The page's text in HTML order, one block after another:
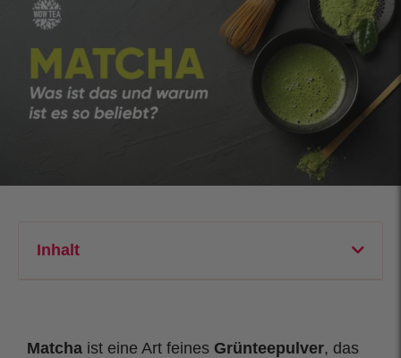
Inhalt
Matcha ist eine Art feines Grünteepulver, das